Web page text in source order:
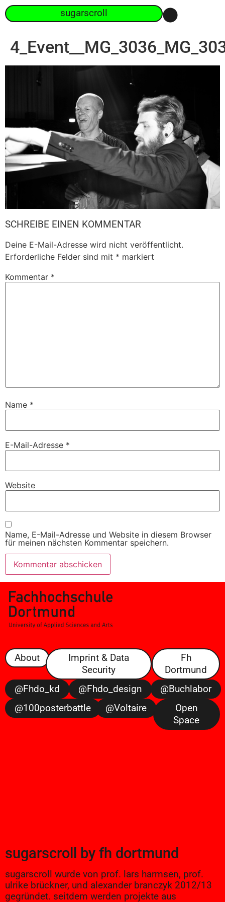
sugarscroll
SCHREIBE EINEN KOMMENTAR
Deine E-Mail-Adresse wird nicht veröffentlicht.
Erforderliche Felder sind mit * markiert
Kommentar *
Name *
E-Mail-Adresse *
Website
Name, E-Mail-Adresse und Website in diesem Browser
für meinen nächsten Kommentar speichern.
About
Imprint & Data
Security
Fh
Dortmund
@fhdo_kd
@fhdo_design
@buchlabor
@100posterbattle
@voltaire
Open
Space
sugarscroll by fh dortmund
sugarscroll wurde von prof. lars harmsen, prof.
ulrike brückner, und alexander branczyk 2012/13
gegründet. seitdem werden projekte aus